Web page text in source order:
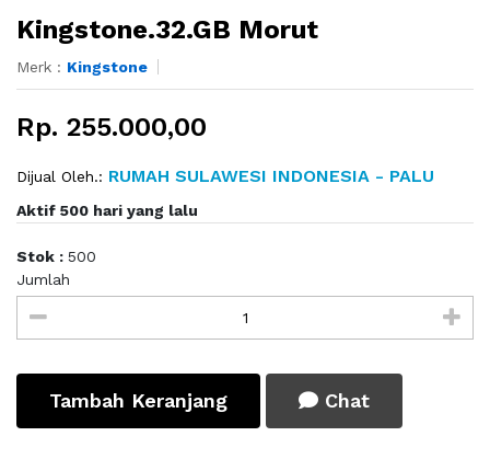
Kingstone.32.GB Morut
Merk : Kingstone
Rp. 255.000,00
Dijual Oleh.: RUMAH SULAWESI INDONESIA - PALU
Aktif 500 hari yang lalu
Stok : 500
Jumlah
Tambah Keranjang Chat